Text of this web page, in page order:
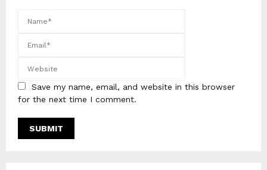
Save my name, email, and website in this browser
for the next time I comment.